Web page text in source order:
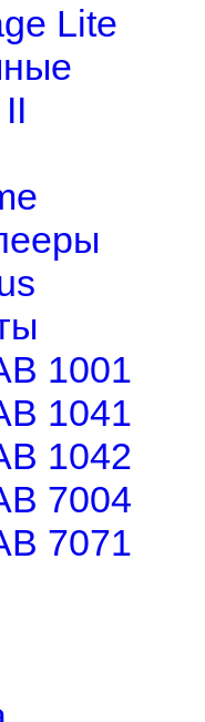
Lite
1001
1041
1042
7004
7071